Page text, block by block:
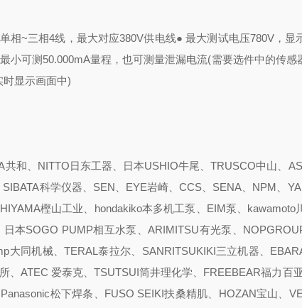
相~三相4线，最大对应380V供电线● 最大测试电压780V，显
小可测50.000mA量程，也可测量泄漏电流(需要选件中的传感
显示画面中)
和、NITTO日东工器、日本USHIO牛尾、TRUSCO中山、
科学仪器、SEN、EYE岩崎、CCS、SENA、NPM、
樫山工业、hondakiko本多机工泵、EIM泵、kawamoto
本SOGO PUMP相互水泵、ARIMITSU有光泵、
大同机械、TERAL泰拉尔、SANRITSUKIKI三立机器、
、ATEC 爱泰克、TSUTSUI筒井理化学、FREEBEAR福力百
松下焊条、FUSO SEIKI扶桑精肌、HOZAN宝山、